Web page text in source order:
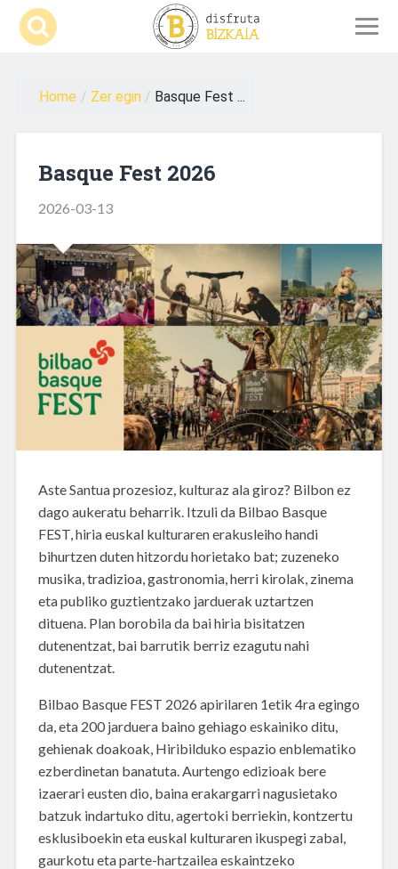
Home / Zer egin / Basque Fest ...
Basque Fest 2026
2026-03-13
Aste Santua prozesioz, kulturaz ala giroz? Bilbon ez
dago aukeratu beharrik. Itzuli da Bilbao Basque
FEST, hiria euskal kulturaren erakusleiho handi
bihurtzen duten hitzordu horietako bat; zuzeneko
musika, tradizioa, gastronomia, herri kirolak, zinema
eta publiko guztientzako jarduerak uztartzen
dituena. Plan borobila da bai hiria bisitatzen
dutenentzat, bai barrutik berriz ezagutu nahi
dutenentzat.
Bilbao Basque FEST 2026 apirilaren 1etik 4ra egingo
da, eta 200 jarduera baino gehiago eskainiko ditu,
gehienak doakoak, Hiribilduko espazio enblematiko
ezberdinetan banatuta. Aurtengo edizioak bere
izaerari eusten dio, baina erakargarri nagusietako
batzuk indartuko ditu, agertoki berriekin, kontzertu
esklusiboekin eta euskal kulturaren ikuspegi zabal,
gaurkotu eta parte-hartzailea eskaintzeko